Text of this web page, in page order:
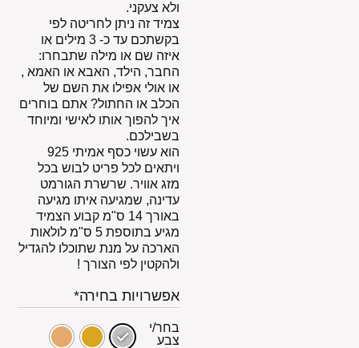
ולא צעקני.
צמיד זה ניתן לחריטה לפי
בקשתכם עד כ- 3 מילים או
איזה שם או מילה שתבחרו:
החבר, הילד, האבא או האמא ,
או אולי אפילו את השם של
הכלב או החתול? אתם בוחרים
איך להפוך אותו לאישי ומיוחד
בשבילכם.
הוא עשוי כסף אמיתי 925
ויתאים לכל פריט לבוש בכל
מזג אוויר. שרשרת הגורמט
עדינה, שמגיעה איתו מגיעה
באורך 14 ס"מ קבוע הצמיד
מגיע בתוספת 5 ס"מ לולאות
הארכה על מנת שתוכלו להגדיל
ולהקטין לפי הצורך !
אפשרויות בחירה*
בחר/י
צבע